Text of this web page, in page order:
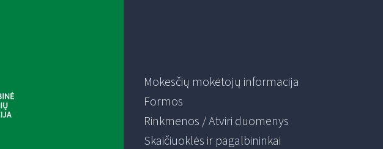
Mokesčių mokėtojų informacija
Formos
Rinkmenos / Atviri duomenys
Skaičiuoklės ir pagalbininkai